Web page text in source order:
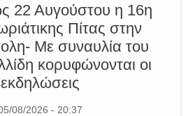
22 Αυγούστου η 16η
Πίτας στην
Με συναυλία του
κορυφώνονται οι
εκδηλώσεις
08/2026 - 20:37